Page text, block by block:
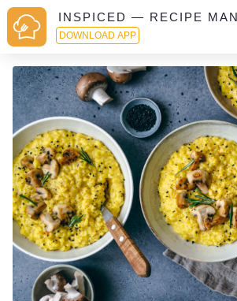
INSPICED — RECIPE
DOWNLOAD APP